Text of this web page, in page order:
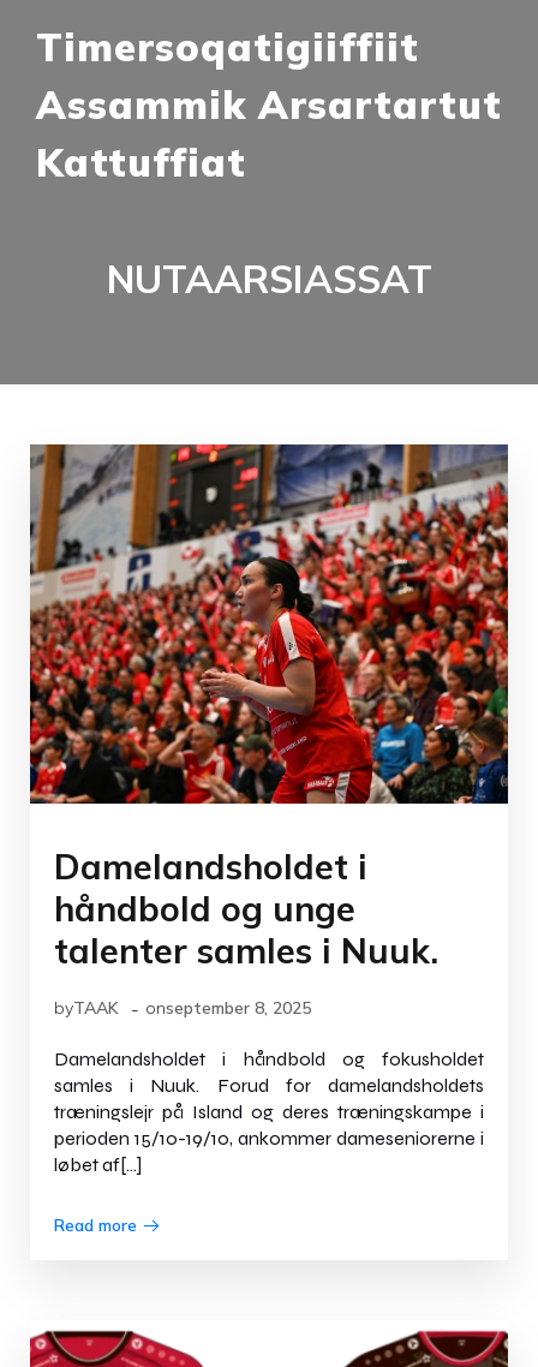
Timersoqatigiiffiit
Assammik Arsartartut
Kattuffiat
NUTAARSIASSAT
Damelandsholdet i
håndbold og unge
talenter samles i Nuuk.
byTAAK - onseptember 8, 2025
Damelandsholdet i håndbold og fokusholdet
samles i Nuuk. Forud for damelandsholdets
træningslejr på Island og deres træningskampe i
perioden 15/10-19/10, ankommer dameseniorerne i
løbet af[…]
Read more